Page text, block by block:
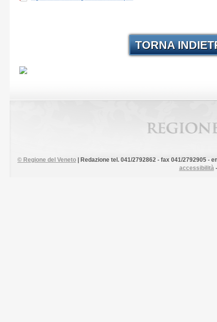
TORNA
© Regione del Veneto
| Redazione tel. 041/2792862 - fax 041/2792905 -
accessibilità